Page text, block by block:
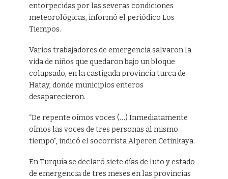
entorpecidas por las severas condiciones
meteorológicas, informó el periódico Los
Tiempos.
Varios trabajadores de emergencia salvaron la
vida de niños que quedaron bajo un bloque
colapsado, en la castigada provincia turca de
Hatay, donde municipios enteros
desaparecieron.
“De repente oímos voces (…) Inmediatamente
oímos las voces de tres personas al mismo
tiempo”, indicó el socorrista Alperen Cetinkaya.
En Turquía se declaró siete días de luto y estado
de emergencia de tres meses en las provincias